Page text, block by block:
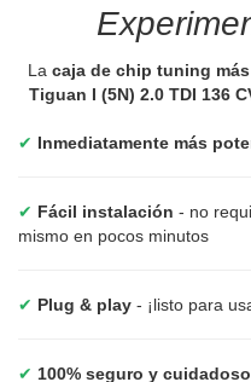
La caja de chip tuning
Tiguan I (5N) 2.0 TDI 136
✔ Inmediatamente más
✔ Fácil instalación - no
mismo en pocos minutos
✔ Plug & play - ¡listo para
✔ 100% seguro y